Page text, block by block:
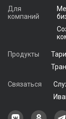
Для
компаний
Продукты
Связаться
Наша группа
Наша